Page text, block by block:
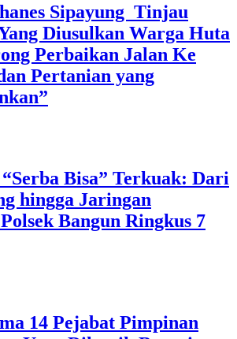
Sipayung Tinjau
Diusulkan Warga Huta
Perbaikan Jalan Ke
Pertanian yang
Bisa” Terkuak: Dari
hingga Jaringan
Bangun Ringkus 7
14 Pejabat Pimpinan